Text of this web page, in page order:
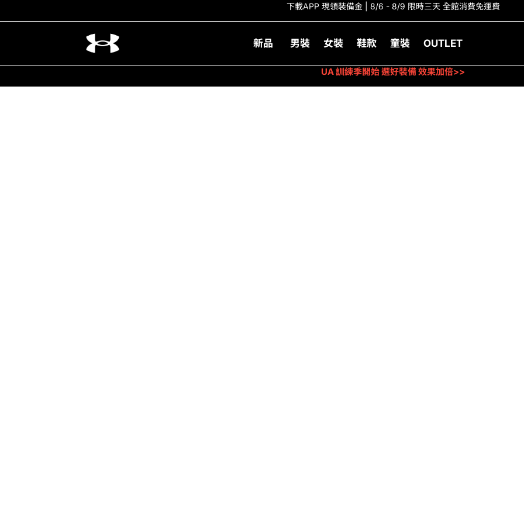
下載APP 現領裝備金 | 8/6 - 8/9 限時三天 全館消費免運費
新品 男裝 女裝 鞋款 童裝 OUTLET
UA 訓練季開始 選好裝備 效果加倍>>